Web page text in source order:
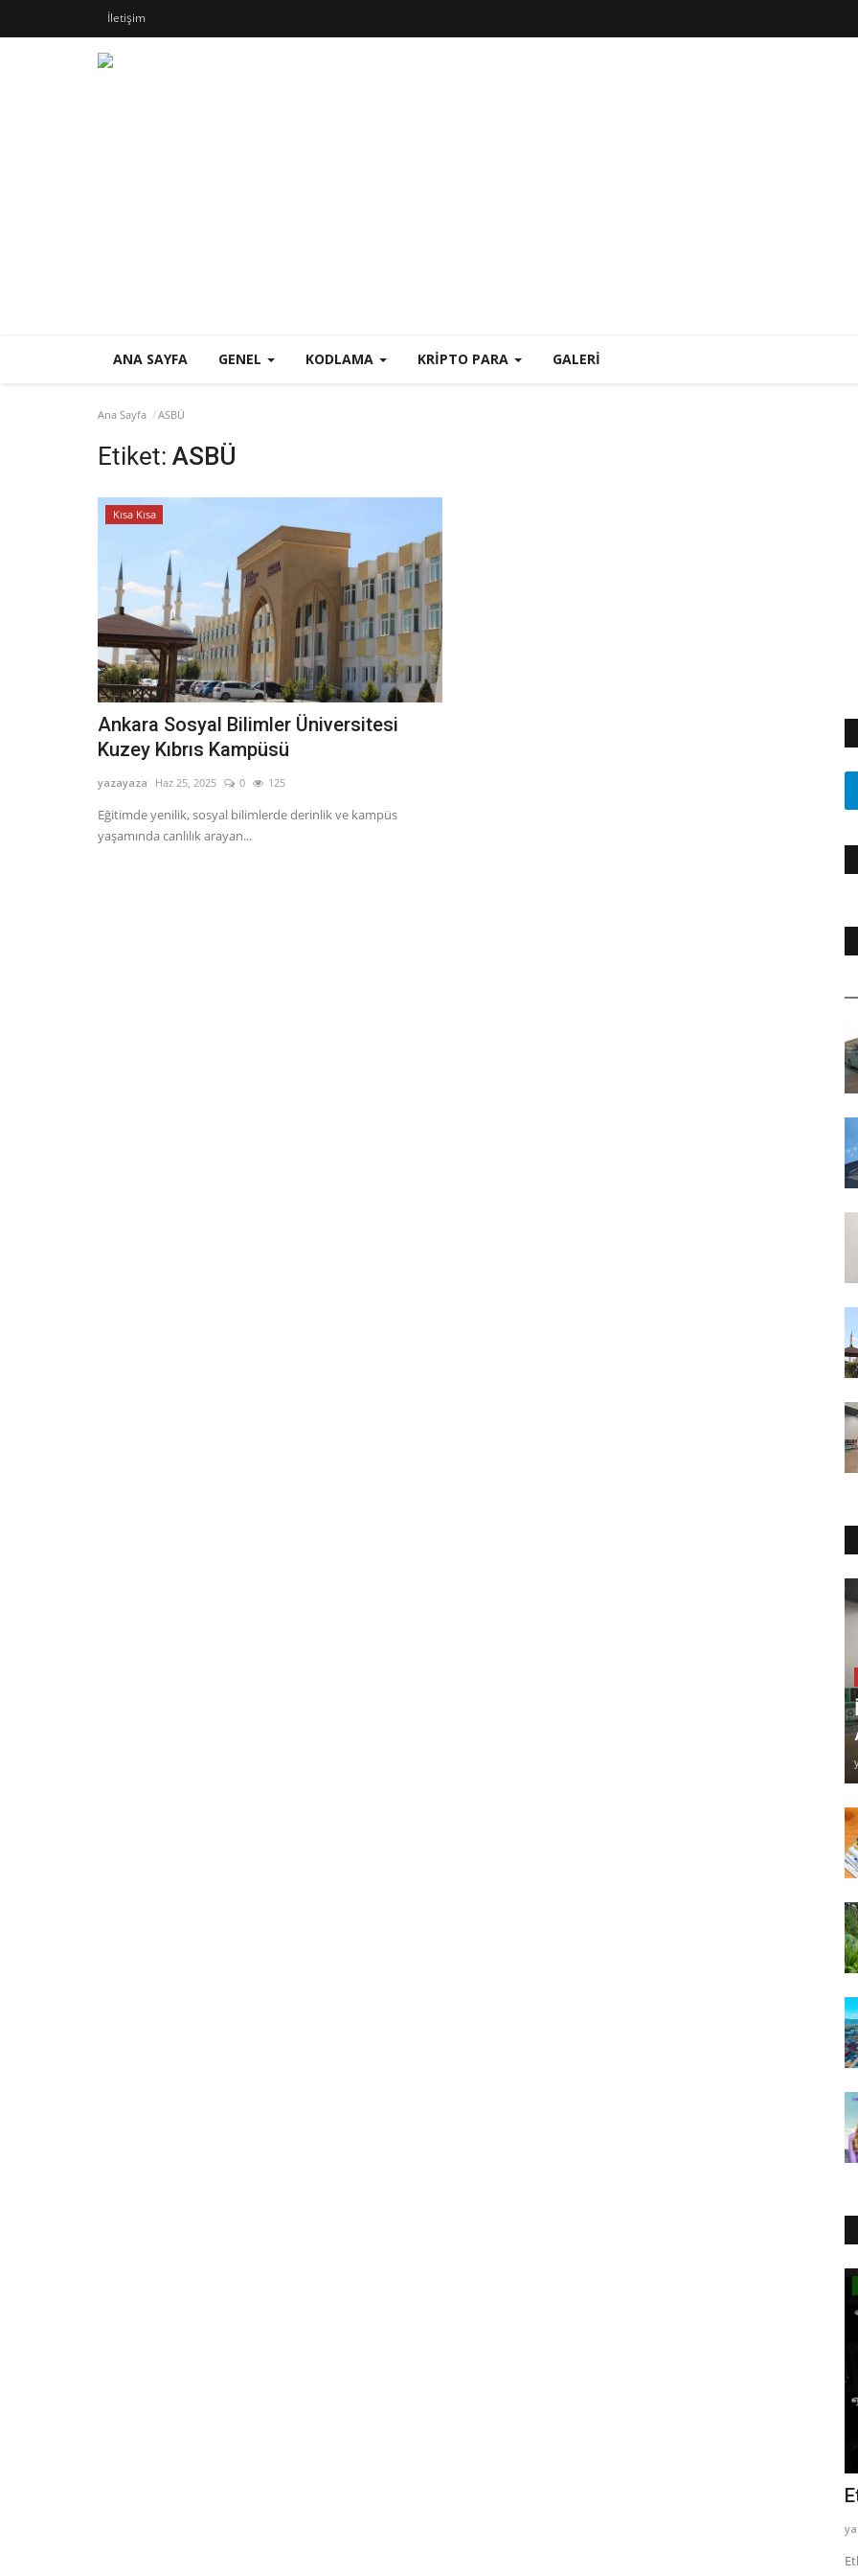
İletişim
ANA SAYFA GENEL KODLAMA KRIPTO PARA GALERI
Ana Sayfa ASBÜ
Etiket: ASBÜ
Kısa Kısa
Ankara Sosyal Bilimler Üniversitesi
Kuzey Kıbrıs Kampüsü
yazayaza Haz 25, 2025 0 125
Eğitimde yenilik, sosyal bilimlerde derinlik ve kampüs
yaşamında canlılık arayan...